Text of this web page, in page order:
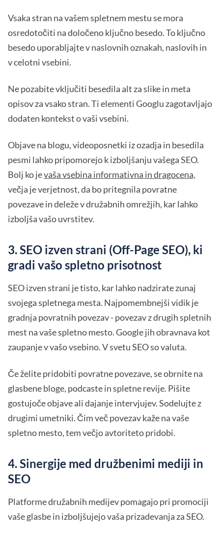
Vsaka stran na vašem spletnem mestu se mora
osredotočiti na določeno ključno besedo. To ključno
besedo uporabljajte v naslovnih oznakah, naslovih in
v celotni vsebini.
Ne pozabite vključiti besedila alt za slike in meta
opisov za vsako stran. Ti elementi Googlu zagotavljajo
dodaten kontekst o vaši vsebini.
Objave na blogu, videoposnetki iz ozadja in besedila
pesmi lahko pripomorejo k izboljšanju vašega SEO.
Bolj ko jevaša vsebina informativna in dragocena,
večja je verjetnost, da bo pritegnila povratne
povezave in deleže v družabnih omrežjih, kar lahko
izboljša vašo uvrstitev.
3. SEO izven strani (Off-Page SEO), ki
gradi vašo spletno prisotnost
SEO izven strani je tisto, kar lahko nadzirate zunaj
svojega spletnega mesta. Najpomembnejši vidik je
gradnja povratnih povezav - povezav z drugih spletnih
mest na vaše spletno mesto. Google jih obravnava kot
zaupanje v vašo vsebino. V svetu SEO so valuta.
Če želite pridobiti povratne povezave, se obrnite na
glasbene bloge, podcaste in spletne revije. Pišite
gostujoče objave ali dajanje intervjujev. Sodelujte z
drugimi umetniki. Čim več povezav kaže na vaše
spletno mesto, tem večjo avtoriteto pridobi.
4. Sinergije med družbenimi mediji in
SEO
Platforme družabnih medijev pomagajo pri promociji
vaše glasbe in izboljšujejo vaša prizadevanja za SEO.